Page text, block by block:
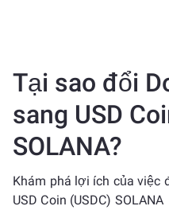
Tại sao đổi
sang USD
SOLANA?
Khám phá lợi ích của việc
USD Coin (USDC) SOLANA